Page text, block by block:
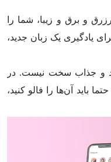
و برق و زیبا، شما را
یادگیری یک زبان جدید،
و جذاب سخت نیست. در
باید آن‌ها را فالو کنید،